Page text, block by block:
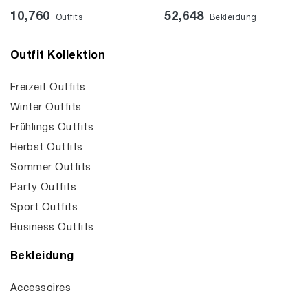
10,760 Outfits 52,648 Bekleidung
Outfit Kollektion
Freizeit Outfits
Winter Outfits
Frühlings Outfits
Herbst Outfits
Sommer Outfits
Party Outfits
Sport Outfits
Business Outfits
Bekleidung
Accessoires